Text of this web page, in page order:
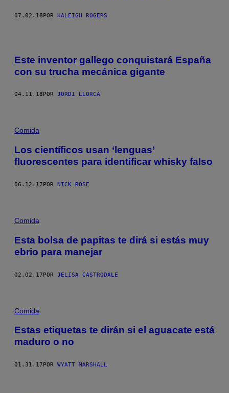
07.02.18POR KALEIGH ROGERS
Este inventor gallego conquistará España
con su trucha mecánica gigante
04.11.18 POR JORDI LLORCA
Comida
Los científicos usan ‘lenguas’
fluorescentes para identificar whisky falso
06.12.17POR NICK ROSE
Comida
Esta bolsa de papitas te dirá si estás muy
ebrio para manejar
02.02.17POR JELISA CASTRODALE
Comida
Estas etiquetas te dirán si el aguacate está
maduro o no
01.31.17 POR WYATT MARSHALL